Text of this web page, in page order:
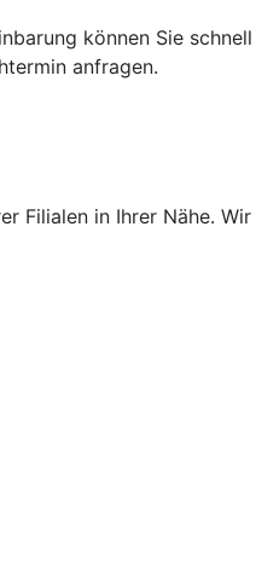
können Sie schnell
anfragen.
Filialen in Ihrer Nähe. Wir